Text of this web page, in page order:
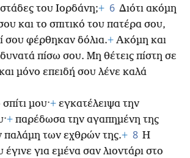
του Ιορδάνη;+ 6 Διότι ακόμη
και το σπιτικό του πατέρα σου,
σου φέρθηκαν δόλια.+ Ακόμη και
πίσω σου. Μη θέτεις πίστη σε
μόνο επειδή σου λένε καλά
μου·+ εγκατέλειψα την
+ παρέδωσα την αγαπημένη της
παλάμη των εχθρών της.+ 8 Η
για εμένα σαν λιοντάρι στο